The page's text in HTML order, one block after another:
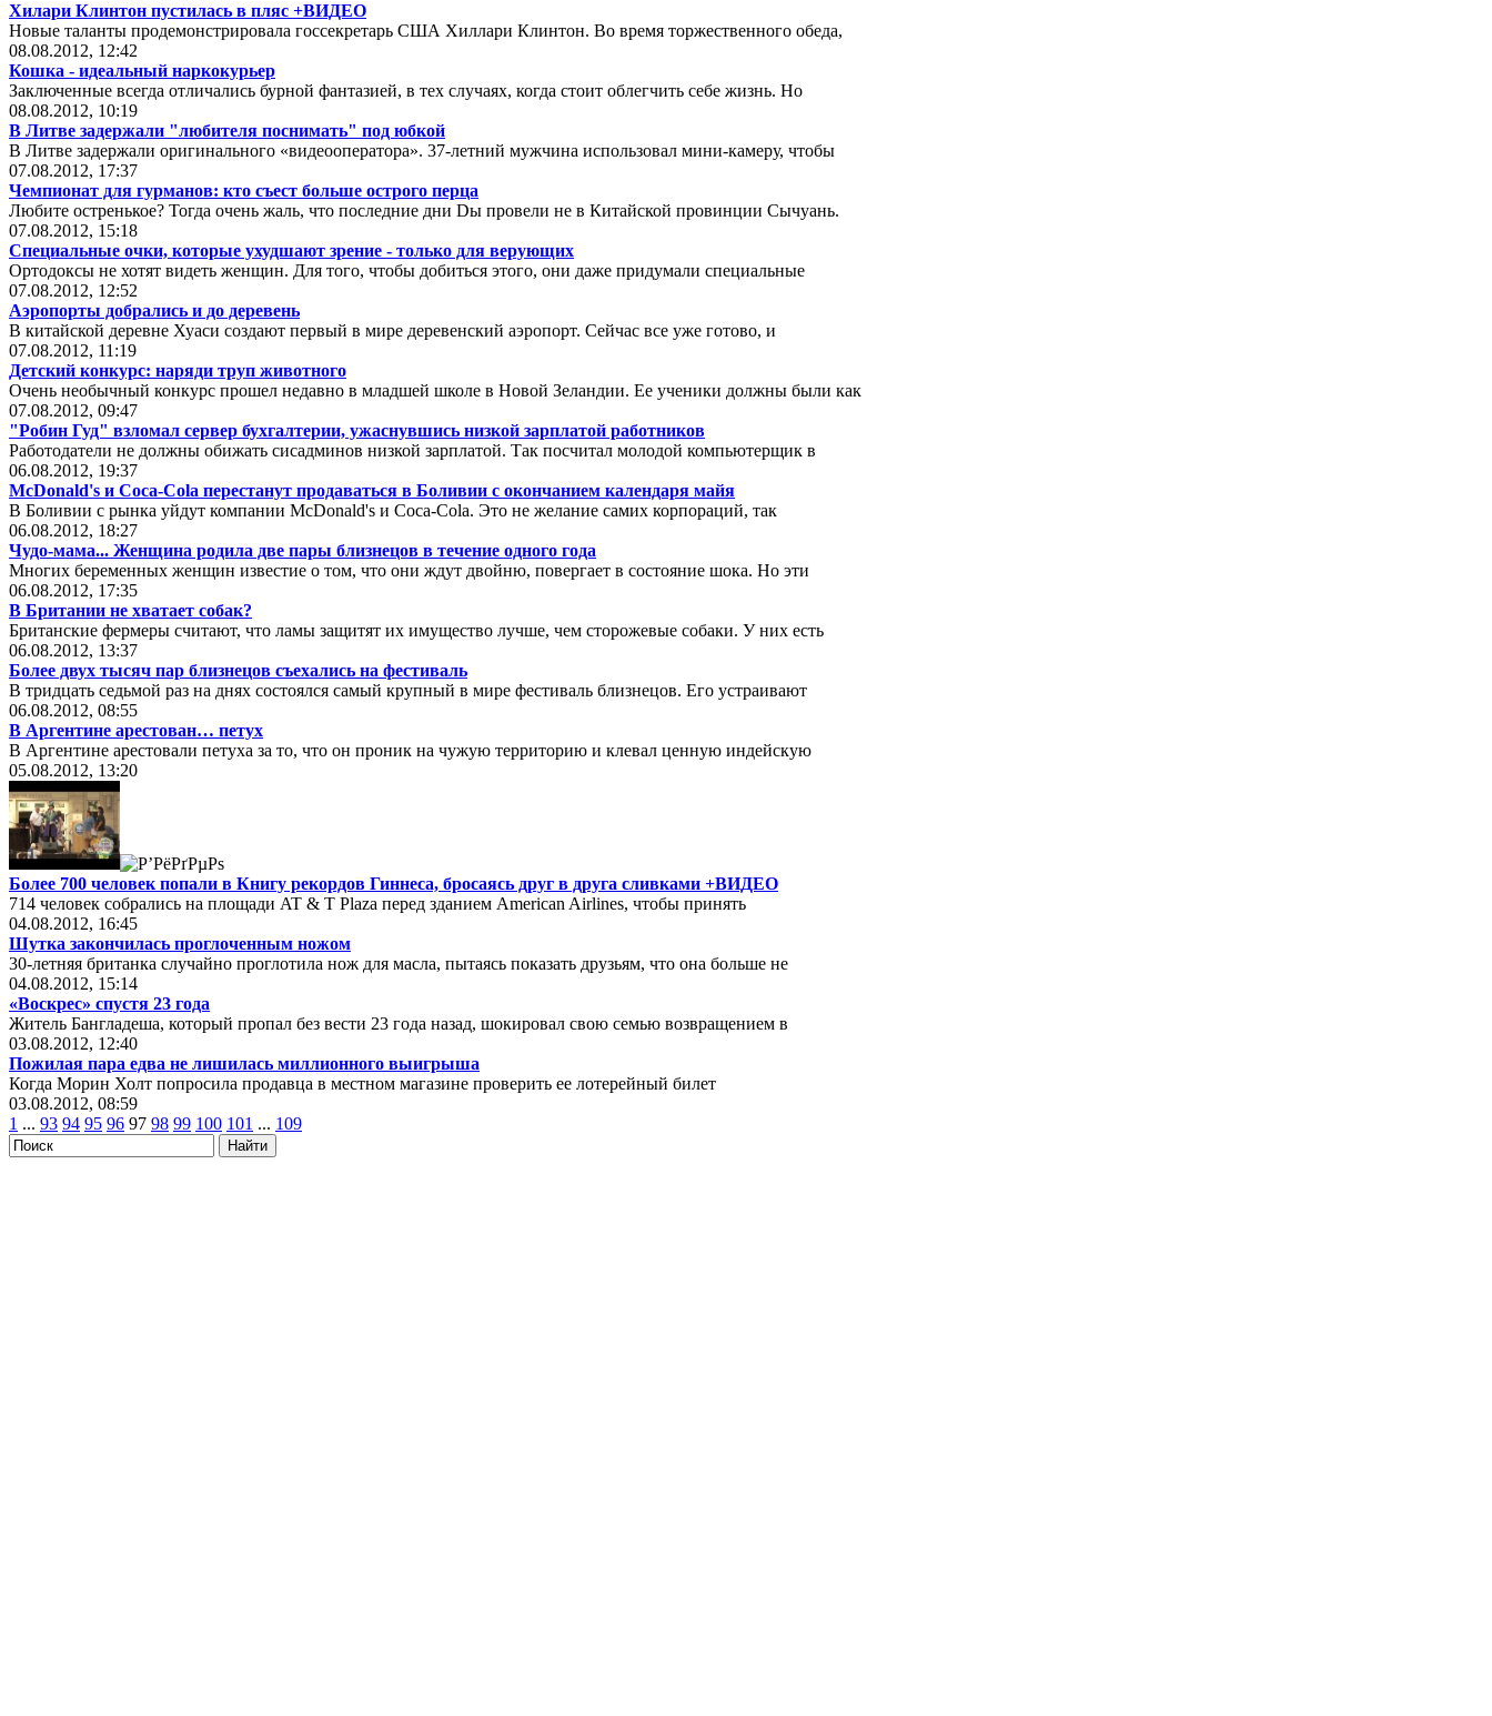
Хилари Клинтон пустилась в пляс +ВИДЕО
Новые таланты продемонстрировала госсекретарь США Хиллари Клинтон. Во время торжественного обеда,
08.08.2012, 12:42
Кошка - идеальный наркокурьер
Заключенные всегда отличались бурной фантазией, в тех случаях, когда стоит облегчить себе жизнь. Но
08.08.2012, 10:19
В Литве задержали "любителя поснимать" под юбкой
В Литве задержали оригинального «видеооператора». 37-летний мужчина использовал мини-камеру, чтобы
07.08.2012, 17:37
Чемпионат для гурманов: кто съест больше острого перца
Любите остренькое? Тогда очень жаль, что последние дни Dы провели не в Китайской провинции Сычуань.
07.08.2012, 15:18
Специальные очки, которые ухудшают зрение - только для верующих
Ортодоксы не хотят видеть женщин. Для того, чтобы добиться этого, они даже придумали специальные
07.08.2012, 12:52
Аэропорты добрались и до деревень
В китайской деревне Хуаси создают первый в мире деревенский аэропорт. Сейчас все уже готово, и
07.08.2012, 11:19
Детский конкурс: наряди труп животного
Очень необычный конкурс прошел недавно в младшей школе в Новой Зеландии. Ее ученики должны были как
07.08.2012, 09:47
"Робин Гуд" взломал сервер бухгалтерии, ужаснувшись низкой зарплатой работников
Работодатели не должны обижать сисадминов низкой зарплатой. Так посчитал молодой компьютерщик в
06.08.2012, 19:37
McDonald's и Coca-Cola перестанут продаваться в Боливии с окончанием календаря майя
В Боливии с рынка уйдут компании McDonald's и Coca-Cola. Это не желание самих корпораций, так
06.08.2012, 18:27
Чудо-мама... Женщина родила две пары близнецов в течение одного года
Многих беременных женщин известие о том, что они ждут двойню, повергает в состояние шока. Но эти
06.08.2012, 17:35
В Британии не хватает собак?
Британские фермеры считают, что ламы защитят их имущество лучше, чем сторожевые собаки. У них есть
06.08.2012, 13:37
Более двух тысяч пар близнецов съехались на фестиваль
В тридцать седьмой раз на днях состоялся самый крупный в мире фестиваль близнецов. Его устраивают
06.08.2012, 08:55
В Аргентине арестован… петух
В Аргентине арестовали петуха за то, что он проник на чужую территорию и клевал ценную индейскую
05.08.2012, 13:20
Более 700 человек попали в Книгу рекордов Гиннеса, бросаясь друг в друга сливками +ВИДЕО
714 человек собрались на площади AT & T Plaza перед зданием American Airlines, чтобы принять
04.08.2012, 16:45
Шутка закончилась проглоченным ножом
30-летняя британка случайно проглотила нож для масла, пытаясь показать друзьям, что она больше не
04.08.2012, 15:14
«Воскрес» спустя 23 года
Житель Бангладеша, который пропал без вести 23 года назад, шокировал свою семью возвращением в
03.08.2012, 12:40
Пожилая пара едва не лишилась миллионного выигрыша
Когда Морин Холт попросила продавца в местном магазине проверить ее лотерейный билет
03.08.2012, 08:59
1 ... 93 94 95 96 97 98 99 100 101 ... 109